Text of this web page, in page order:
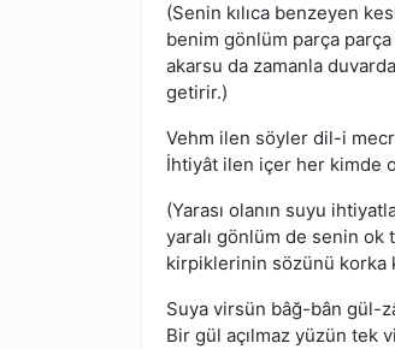
(Senin kılıca benzeyen
benim gönlüm parça
akarsu da zamanla
getirir.)
Vehm ilen söyler dil-i
İhtiyât ilen içer her kimde
(Yarası olanın suyu
yaralı gönlüm de senin
kirpiklerinin sözünü korka
Suya virsün bâğ-bân gül-
Bir gül açılmaz yüzün tek